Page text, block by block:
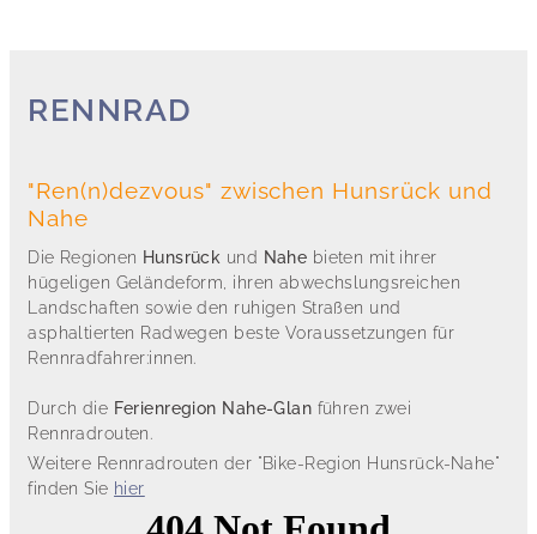
RENNRAD
"Ren(n)dezvous" zwischen Hunsrück und
Nahe
Die Regionen Hunsrück und Nahe bieten mit ihrer
hügeligen Geländeform, ihren abwechslungsreichen
Landschaften sowie den ruhigen Straßen und
asphaltierten Radwegen beste Voraussetzungen für
Rennradfahrer:innen.
Durch die Ferienregion Nahe-Glan führen zwei
Rennradrouten.
Weitere Rennradrouten der "Bike-Region Hunsrück-Nahe"
finden Sie hier